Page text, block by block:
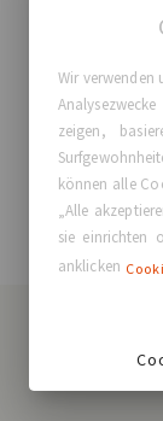
Teil
Das
dem
Wir verwenden
zeigen,
können alle
„Alle
sie einrichten
anklicken